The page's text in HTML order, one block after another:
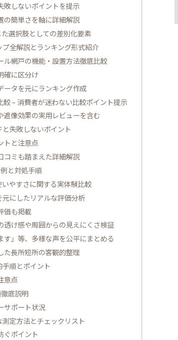
敗しないポイントを提示
の簡単さを軸に詳細解説
選択肢としての差別化要素
全解説とランキング形式紹介
ル網戸の機能・設置方法徹底比較
確に区分け
ータを元にランキング作成
– 消費者が迷わない比較ポイント提示
遮像効果の実用レビューを含む
失敗しないポイント
トと注意点
コミも踏まえた詳細解説
と対処手順
やすさに関する実体験比較
にしたリアルな評価分析
価も掲載
透け感や周囲からの見えにくさ検証
」等、多様な声を公平にまとめる
た長所短所の客観的整理
順とポイント
意点
底説明
サポート状況
定方法とチェックリスト
ぐポイント